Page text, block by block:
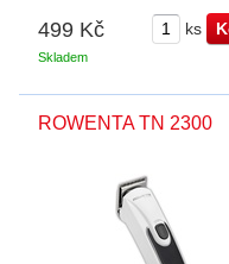
499 Kč ks
Skladem
ROWENTA TN 2300